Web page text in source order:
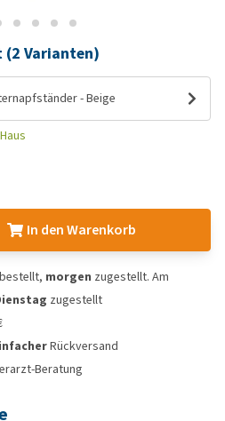
(2 Varianten)
- Beige
In den Warenkorb
morgen zugestellt. Am
zugestellt
Rückversand
Beratung